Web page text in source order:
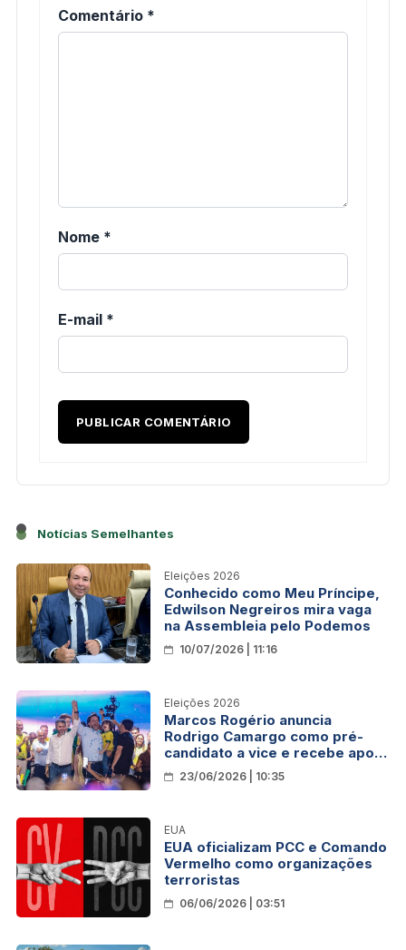
Comentário *
Nome *
E-mail *
Notícias Semelhantes
Eleições 2026
Conhecido como Meu Príncipe,
Edwilson Negreiros mira vaga
na Assembleia pelo Podemos
10/07/2026 | 11:16
Eleições 2026
Marcos Rogério anuncia
Rodrigo Camargo como pré-
candidato a vice e recebe apoio
oficial do prefeito de Porto
Velho, Léo Moraes
23/06/2026 | 10:35
EUA
EUA oficializam PCC e Comando
Vermelho como organizações
terroristas
06/06/2026 | 03:51